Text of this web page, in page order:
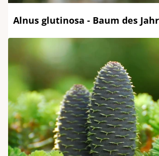
Alnus glutinosa - Baum des